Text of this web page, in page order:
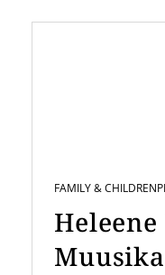
FAMILY & CHILDREN